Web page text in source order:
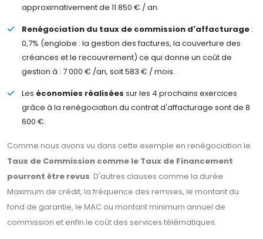
approximativement de 11 850 € / an.
Renégociation du taux de commission d'affacturage :
0,7% (englobe : la gestion des factures, la couverture des
créances et le recouvrement) ce qui donne un coût de
gestion à : 7 000 € /an, soit 583 € / mois.
Les économies réalisées sur les 4 prochains exercices
grâce à la renégociation du contrat d'affacturage sont de 8
600 €.
Comme nous avons vu dans cette exemple en renégociation le
Taux de Commission comme le Taux de Financement
pourront être revus. D'autres clauses comme la durée
Maximum de crédit, la fréquence des remises, le montant du
fond de garantie, le MAC ou montant minimum annuel de
commission et enfin le coût des services télématiques.